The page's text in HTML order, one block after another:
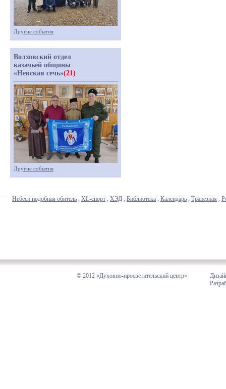
Другие события
Волховский отдел
казачьей общины
«Невская сечь»(21)
Другие события
Небеси подобная обитель , XL-спорт , ХЭД , Библиотека , Календарь , Трапезная ,
© 2012 «Духовно-просветительский центр»